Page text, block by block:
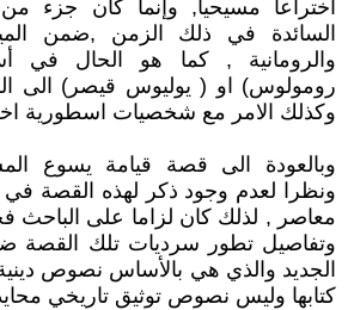
اختراعا مسيحيا, وإنما كان جزء
السائدة في ذلك الزمن ,ضمن
والرومانية , كما هو الحال
رومولوس) او ( يوليوس قيصر) الى
وكذلك الامر مع شخصيات اسطورية
وبالعودة الى قصة قيامة يسوع
ونظرا لعدم وجود ذكر لهذه القصة
معاصر , لذلك كان لزاما على
وتفاصيل تطور سرديات تلك القصة
الجديد والذي هي بالأساس نصوص
كتابها وليس نصوص توثيق تاريخي